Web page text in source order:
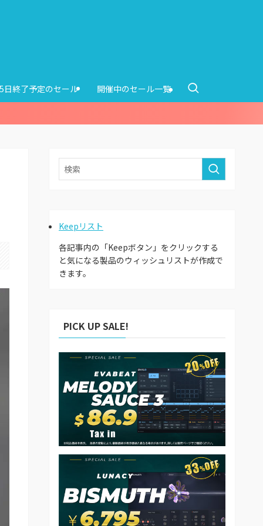
終了予定のセール 開催中のセール一覧
Keepリスト
各記事内の「Keepボタン」をクリックする
と気になる製品のウィッシュリストが作成で
きます。
PICK UP SALE!